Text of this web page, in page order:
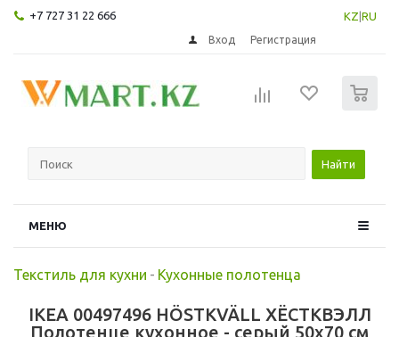
+7 727 31 22 666 KZ RU
Вход Регистрация
Найти
МЕНЮ
Текстиль для кухни - Кухонные полотенца
IKEA 00497496 HÖSTKVÄLL ХЁСТКВЭЛЛ
Полотенце кухонное - серый 50x70 см